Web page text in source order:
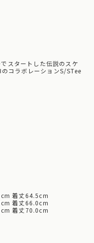
スタートした伝説のスケ
コラボレーションS/STee
着丈64.5cm
着丈66.0cm
着丈70.0cm